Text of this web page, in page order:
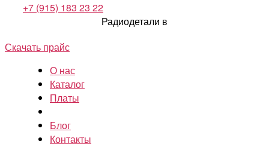
+7 (915) 183 23 22
Радиодетали в
Скачать прайс
О нас
Каталог
Платы
Блог
Контакты